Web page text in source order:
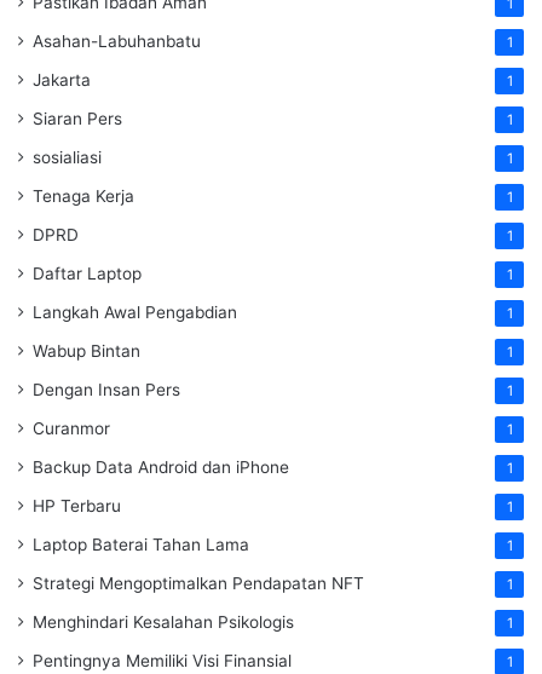
1
Asahan-Labuhanbatu 1
Jakarta 1
Siaran Pers 1
sosialiasi 1
Tenaga Kerja 1
DPRD 1
Daftar Laptop 1
Langkah Awal Pengabdian 1
Wabup Bintan 1
Dengan Insan Pers 1
Curanmor 1
Backup Data Android dan iPhone 1
HP Terbaru 1
Laptop Baterai Tahan Lama 1
Strategi Mengoptimalkan Pendapatan NFT 1
Menghindari Kesalahan Psikologis 1
Pentingnya Memiliki Visi Finansial 1